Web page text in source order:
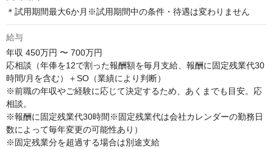
＊試用期間最大6か月※試用期間中の条件・待遇は変わりません
給与
年収 450万円 〜 700万円
応相談（年俸を12で割った報酬額を毎月支給、報酬に固定残業代30
時間/月を含む）＋SO（業績により判断）
※前職の年収やご経験に応じて決定するため、あくまでも目安。応
相談。
※報酬に固定残業代30時間※固定残業代は会社カレンダーの勤務日
数によって毎年変更の可能性あり）
※固定残業分を超過する場合は別途支給